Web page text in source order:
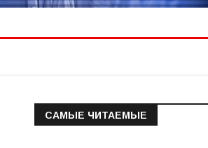
САМЫЕ ЧИТАЕМЫЕ
Информация о состоянии